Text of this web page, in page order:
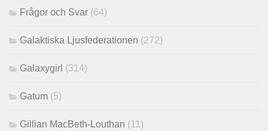
Frågor och Svar (64)
Galaktiska Ljusfederationen (272)
Galaxygirl (314)
Gatum (5)
Gillian MacBeth-Louthan (11)